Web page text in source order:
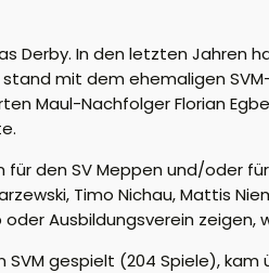
Derby. In den letzten
mit dem ehemaligen
Maul-Nachfolger Florian
für den SV Meppen und/oder
Timo Nichau, Mattis
Ausbildungsverein zeigen,
SVM gespielt (204 Spiele),